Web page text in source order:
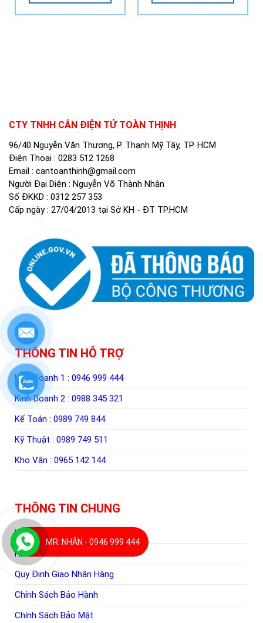
CTY TNHH CÂN ĐIỆN TỬ TOÀN THỊNH
96/40 Nguyễn Văn Thương, P. Thạnh Mỹ Tây, TP. HCM
Điện Thoại : 0283 512 1268
Email : cantoanthinh@gmail.com
Người Đại Diện : Nguyễn Võ Thành Nhân
Số ĐKKD : 0312 257 353
Cấp ngày : 27/04/2013 tại Sở KH - ĐT TP.HCM
THÔNG TIN HỖ TRỢ
Kinh Doanh 1 : 0946 999 444
Kinh Doanh 2 : 0988 345 321
Kế Toán : 0989 749 844
Kỹ Thuật : 0989 749 511
Kho Vận : 0965 142 144
THÔNG TIN CHUNG
Hướng Dẫn Mua Hàng
Hình Thức Thanh Toán
Quy Định Giao Nhận Hàng
Chính Sách Bảo Hành
Chính Sách Bảo Mật
MR. NHÂN - 0946 999 444